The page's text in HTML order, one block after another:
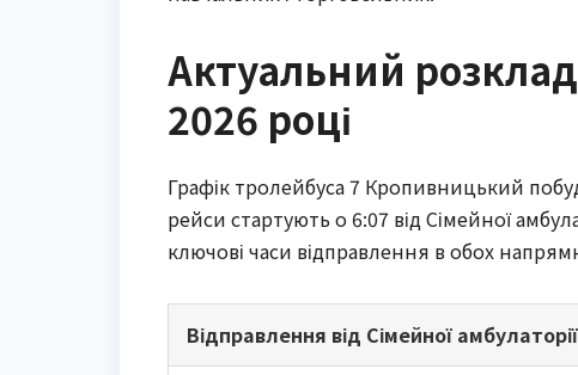
Актуальний
2026 році
Графік тролейбуса 7 Кропивницький
рейси стартують о 6:07 від Сімейної
ключові часи відправлення в обох
Відправлення від Сімейної